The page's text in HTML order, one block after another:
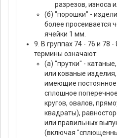
разрезов, износа
(б) "порошки" -
более просеивается
ячейки 1 мм.
9. В группах 74 - 76 и 78
термины означают:
(а) "прутки" -
или кованые
имеющие постоянное
сплошное
кругов, овалов,
квадраты),
или правильных
(включая